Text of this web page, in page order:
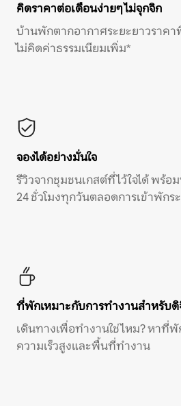
คิดราคาต่อเดือนง่ายๆ ไม่จุกจิก
บ้านพักตากอากาศระยะยาวราคา
ไม่คิดค่าธรรมเนียมเพิ่ม*
จองได้อย่างมั่นใจ
รีวิวจากชุมชนเกสต์ที่ไว้ใจได้ พร้
24 ชั่วโมงทุกวันตลอดการเข้าพักร
ที่พักเหมาะกับการทำงานสำหรับ
เดินทางเพื่อทำงานใช่ไหม? หาที่
ความเร็วสูงและพื้นที่ทำงาน